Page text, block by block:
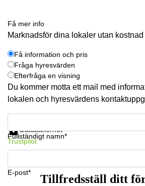
Få mer info
Marknadsför dina lokaler utan kostnad
Få information och pris
Fråga hyresvärden
Efterfråga en visning
Du kommer motta ett mail med
lokalen och hyresvärdens
Fullständigt namn*
E-post*
Datasäkerhet
Trustpilot
Tillfredsställ ditt